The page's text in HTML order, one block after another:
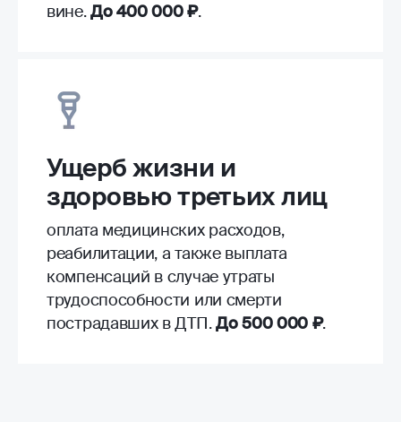
вине.До 400 000 ₽.
Ущерб жизни и
здоровью третьих лиц
оплата медицинских расходов,
реабилитации, а также выплата
компенсаций в случае утраты
трудоспособности или смерти
пострадавших в ДТП.До 500 000 ₽.